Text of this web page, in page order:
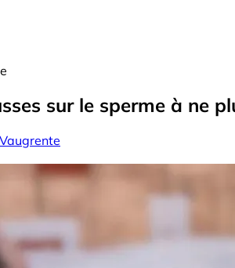
sur le sperme à ne